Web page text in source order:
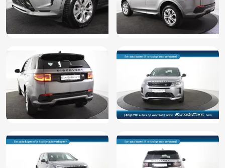
Verkeersbord detectie
Volledig digitaal instrumentenpaneel
Voorstoelen in hoogte verstelbaar